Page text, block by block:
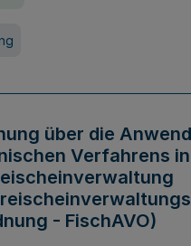
über die
Verfahrens
- FischAVO)